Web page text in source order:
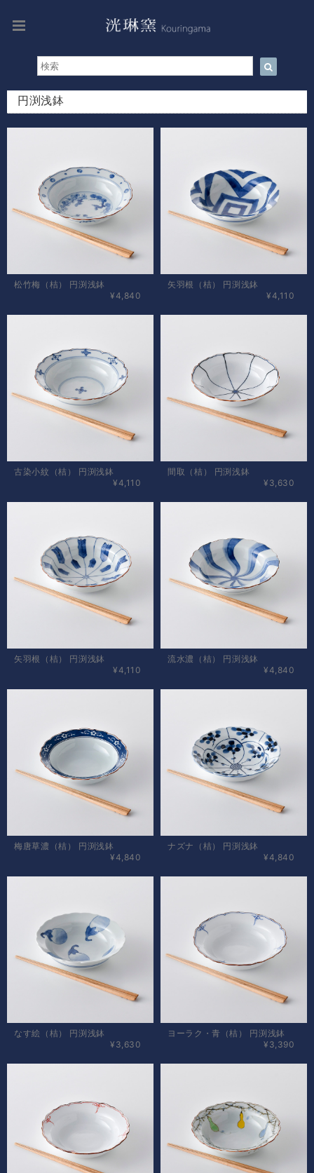
円渕浅鉢
松竹梅（桔） 円渕浅鉢
¥4,840
矢羽根（桔） 円渕浅鉢
¥4,110
古染小紋（桔） 円渕浅鉢
¥4,110
間取（桔） 円渕浅鉢
¥3,630
矢羽根（桔） 円渕浅鉢
¥4,110
流水濃（桔） 円渕浅鉢
¥4,840
梅唐草濃（桔） 円渕浅鉢
¥4,840
ナズナ（桔） 円渕浅鉢
¥4,840
なす絵（桔） 円渕浅鉢
¥3,630
ヨーラク・青（桔） 円渕浅鉢
¥3,390